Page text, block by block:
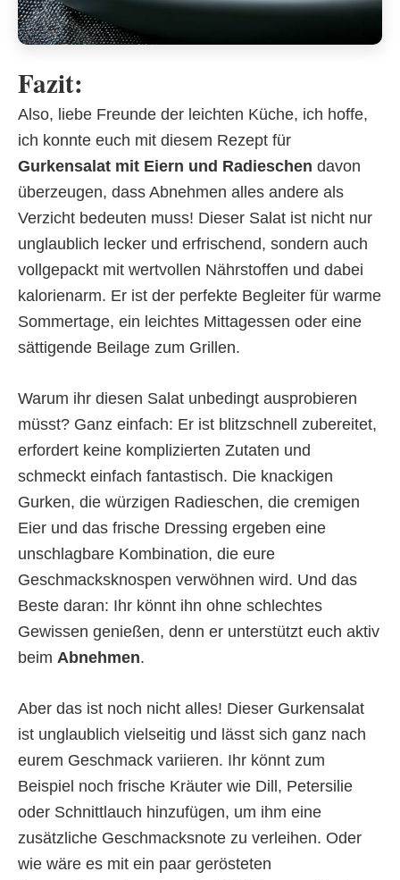
Fazit:
Also, liebe Freunde der leichten Küche, ich hoffe,
ich konnte euch mit diesem Rezept für
Gurkensalat mit Eiern und Radieschen davon
überzeugen, dass Abnehmen alles andere als
Verzicht bedeuten muss! Dieser Salat ist nicht nur
unglaublich lecker und erfrischend, sondern auch
vollgepackt mit wertvollen Nährstoffen und dabei
kalorienarm. Er ist der perfekte Begleiter für warme
Sommertage, ein leichtes Mittagessen oder eine
sättigende Beilage zum Grillen.
Warum ihr diesen Salat unbedingt ausprobieren
müsst? Ganz einfach: Er ist blitzschnell zubereitet,
erfordert keine komplizierten Zutaten und
schmeckt einfach fantastisch. Die knackigen
Gurken, die würzigen Radieschen, die cremigen
Eier und das frische Dressing ergeben eine
unschlagbare Kombination, die eure
Geschmacksknospen verwöhnen wird. Und das
Beste daran: Ihr könnt ihn ohne schlechtes
Gewissen genießen, denn er unterstützt euch aktiv
beim Abnehmen.
Aber das ist noch nicht alles! Dieser Gurkensalat
ist unglaublich vielseitig und lässt sich ganz nach
eurem Geschmack variieren. Ihr könnt zum
Beispiel noch frische Kräuter wie Dill, Petersilie
oder Schnittlauch hinzufügen, um ihm eine
zusätzliche Geschmacksnote zu verleihen. Oder
wie wäre es mit ein paar gerösteten